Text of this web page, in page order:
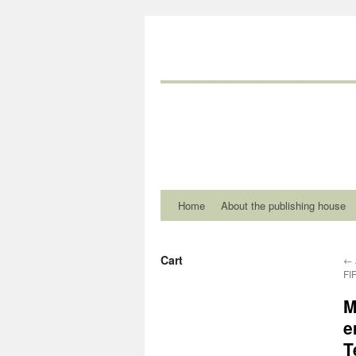
Home About the publishing house
←
Cart